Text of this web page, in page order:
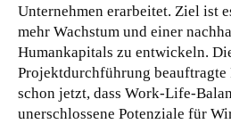
Unternehmen erarbeitet. Ziel ist
mehr Wachstum und einer
Humankapitals zu entwickeln.
Projektdurchführung beauftragte
schon jetzt, dass Work-Life-
unerschlossene Potenziale für